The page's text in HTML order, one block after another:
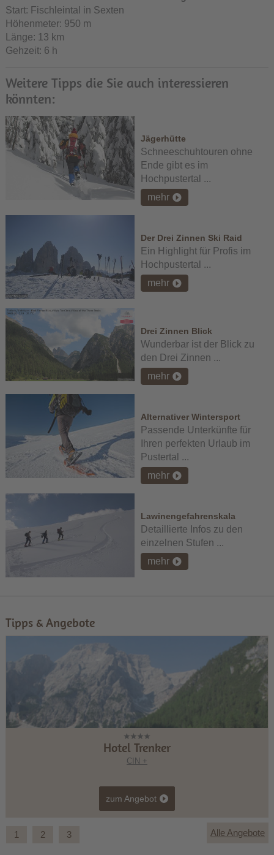
Start: Fischleintal in Sexten
Höhenmeter: 950 m
Länge: 13 km
Gehzeit: 6 h
Weitere Tipps die Sie auch interessieren
könnten:
Jägerhütte
Schneeschuhtouren ohne
Ende gibt es im
Hochpustertal ...
mehr
Der Drei Zinnen Ski Raid
Ein Highlight für Profis im
Hochpustertal ...
mehr
Drei Zinnen Blick
Wunderbar ist der Blick zu
den Drei Zinnen ...
mehr
Alternativer Wintersport
Passende Unterkünfte für
Ihren perfekten Urlaub im
Pustertal ...
mehr
Lawinengefahrenskala
Detaillierte Infos zu den
einzelnen Stufen ...
mehr
Tipps & Angebote
Hotel Trenker
CIN +
zum Angebot
1 2 3 Alle Angebote